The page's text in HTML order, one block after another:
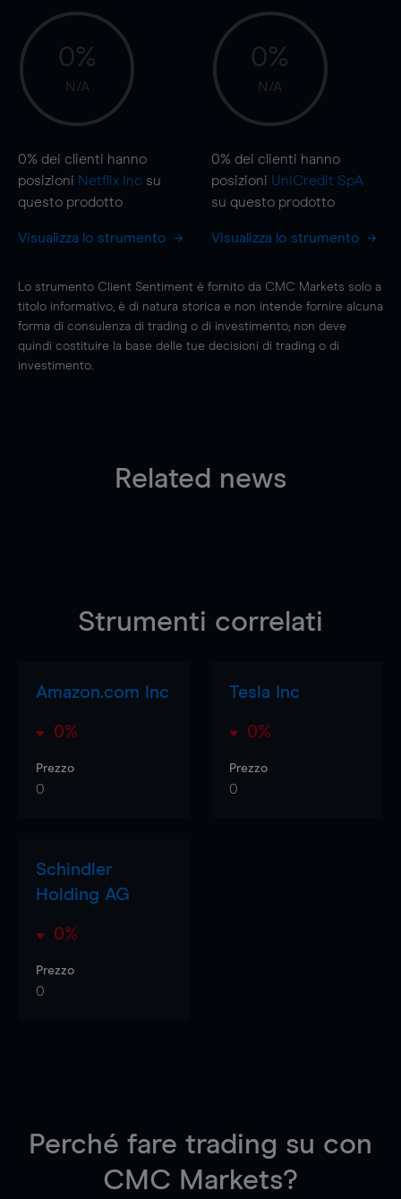
0%
N/A
0% dei clienti hanno
posizioni Netflix Inc su
questo prodotto
Visualizza lo strumento
0%
N/A
0% dei clienti hanno
posizioni UniCredit SpA
su questo prodotto
Visualizza lo strumento
Lo strumento Client Sentiment è fornito da CMC Markets solo a
titolo informativo, è di natura storica e non intende fornire alcuna
forma di consulenza di trading o di investimento; non deve
quindi costituire la base delle tue decisioni di trading o di
investimento.
Related news
Strumenti correlati
Amazon.com Inc
0%
Prezzo
0
Tesla Inc
0%
Prezzo
0
Schindler
Holding AG
0%
Prezzo
0
Perché fare trading su con
CMC Markets?